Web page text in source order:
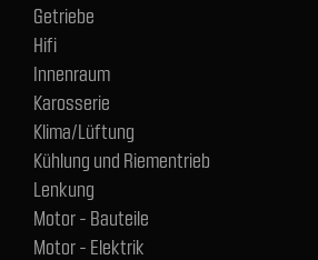
Getriebe
Hifi
Innenraum
Karosserie
Klima/Lüftung
Kühlung und Riementrieb
Lenkung
Motor - Bauteile
Motor - Elektrik